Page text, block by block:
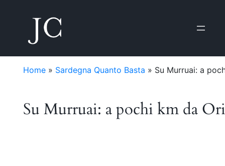
Home » Sardegna Quanto Basta » Su Murruai: a
Su Murruai: a pochi km da